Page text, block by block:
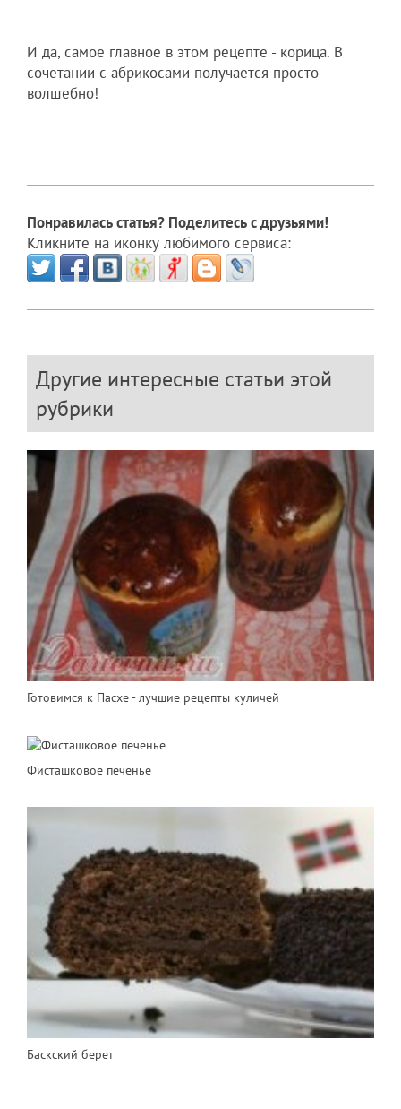
И да, самое главное в этом рецепте - корица. В
сочетании с абрикосами получается просто
волшебно!
Понравилась статья? Поделитесь с друзьями!
Кликните на иконку любимого сервиса:
Другие интересные статьи этой
рубрики
Готовимся к Пасхе - лучшие рецепты куличей
Фисташковое печенье
Баскский берет